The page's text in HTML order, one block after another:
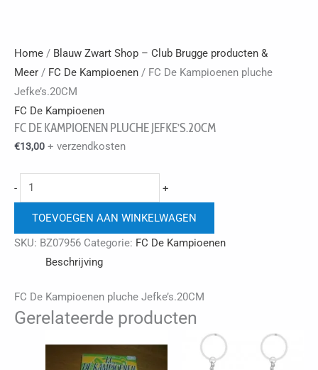
Home / Blauw Zwart Shop – Club Brugge producten &
Meer / FC De Kampioenen / FC De Kampioenen pluche
Jefke’s.20CM
FC De Kampioenen
FC DE KAMPIOENEN PLUCHE JEFKE’S.20CM
€13,00 + verzendkosten
-
FC
De
Kampioenen
pluche
Jefke’s.20CM
+
TOEVOEGEN AAN WINKELWAGEN
SKU: BZ07956 Categorie: FC De Kampioenen
Beschrijving
FC De Kampioenen pluche Jefke’s.20CM
Gerelateerde producten